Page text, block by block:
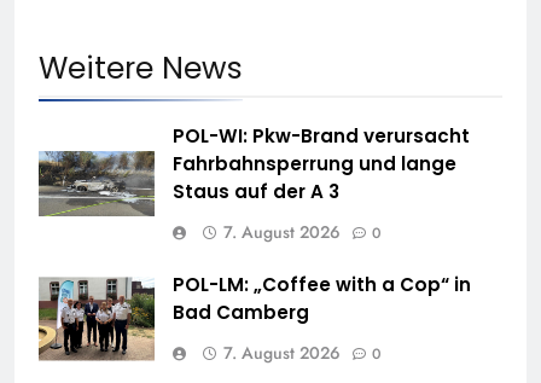
Weitere News
POL-WI: Pkw-Brand verursacht
Fahrbahnsperrung und lange
Staus auf der A 3
7. August 2026 0
POL-LM: „Coffee with a Cop“ in
Bad Camberg
7. August 2026 0